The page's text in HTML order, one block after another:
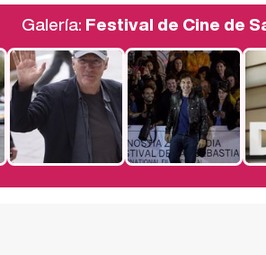
Galería: Festival de Cine de